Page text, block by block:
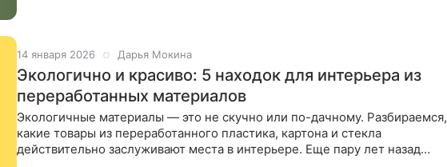
14 января 2026 Дарья Мокина
Экологично и красиво: 5 находок для интерьера из
переработанных материалов
Экологичные материалы — это не скучно или по-дачному. Разбираемся,
какие товары из переработанного пластика, картона и стекла
действительно заслуживают места в интерьере. Еще пару лет назад